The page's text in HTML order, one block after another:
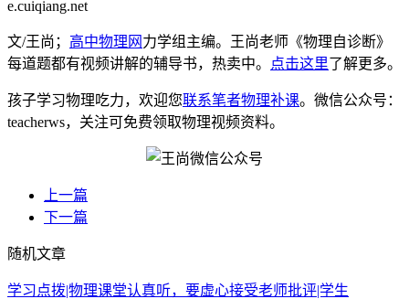
e.cuiqiang.net
文/王尚； 高中物理网 力学组主编。王尚老师《物理自诊断》
每道题都有视频讲解的辅导书，热卖中。
点击这里了解更多。
孩子学习物理吃力，欢迎您联系笔者物理补课。微信公众号：
teacherws，关注可免费领取物理视频资料。
上一篇
下一篇
随机文章
学习点拨|物理课堂认真听，要虚心接受老师批评|学生